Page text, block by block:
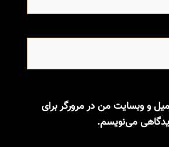
و وبسایت من در مرورگر برای
می‌نویسم.